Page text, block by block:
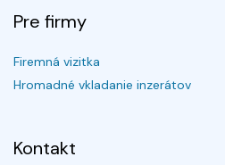
Pre firmy
Firemná vizitka
Hromadné vkladanie inzerátov
Kontakt